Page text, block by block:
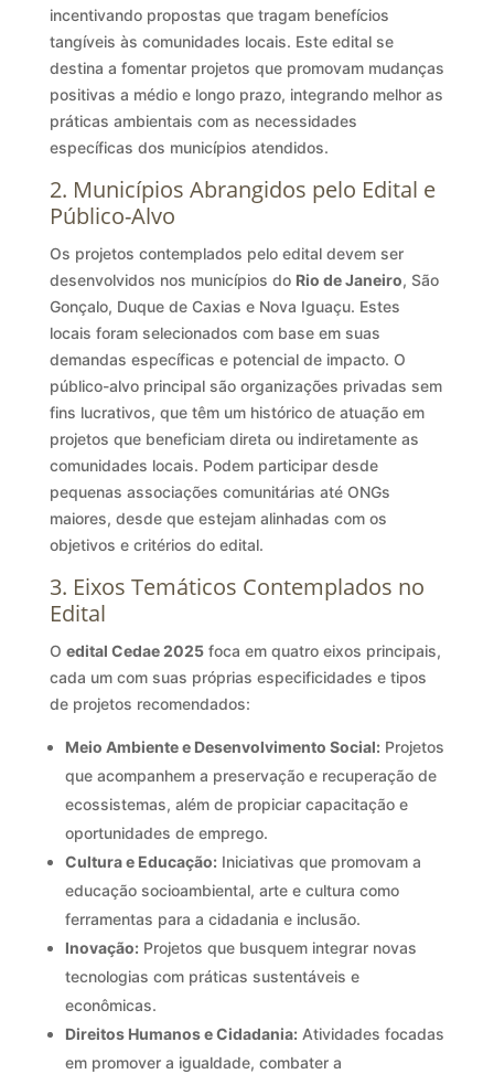
incentivando propostas que tragam benefícios
tangíveis às comunidades locais. Este edital se
destina a fomentar projetos que promovam mudanças
positivas a médio e longo prazo, integrando melhor as
práticas ambientais com as necessidades
específicas dos municípios atendidos.
2. Municípios Abrangidos pelo Edital e
Público-Alvo
Os projetos contemplados pelo edital devem ser
desenvolvidos nos municípios do Rio de Janeiro, São
Gonçalo, Duque de Caxias e Nova Iguaçu. Estes
locais foram selecionados com base em suas
demandas específicas e potencial de impacto. O
público-alvo principal são organizações privadas sem
fins lucrativos, que têm um histórico de atuação em
projetos que beneficiam direta ou indiretamente as
comunidades locais. Podem participar desde
pequenas associações comunitárias até ONGs
maiores, desde que estejam alinhadas com os
objetivos e critérios do edital.
3. Eixos Temáticos Contemplados no
Edital
O edital Cedae 2025foca em quatro eixos principais,
cada um com suas próprias especificidades e tipos
de projetos recomendados:
Meio Ambiente e Desenvolvimento Social:Projetos
que acompanhem a preservação e recuperação de
ecossistemas, além de propiciar capacitação e
oportunidades de emprego.
Cultura e Educação:Iniciativas que promovam a
educação socioambiental, arte e cultura como
ferramentas para a cidadania e inclusão.
Inovação:Projetos que busquem integrar novas
tecnologias com práticas sustentáveis e
econômicas.
Direitos Humanos e Cidadania:Atividades focadas
em promover a igualdade, combater a